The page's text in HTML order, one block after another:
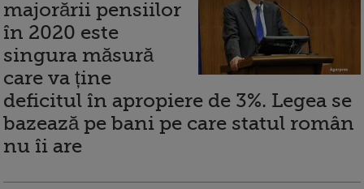
majorării pensiilor
în 2020 este
singura măsură
care va ține
deficitul în apropiere de 3%. Legea se
bazează pe bani pe care statul român
nu îi are